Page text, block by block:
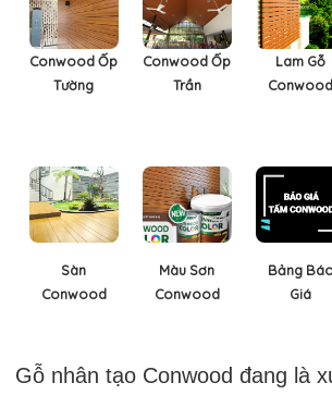
Conwood Ốp
Tường
Conwood Ốp
Trần
Lam Gỗ
Conwood
Sàn
Conwood
Màu Sơn
Conwood
Bảng
Giá
Gỗ nhân tạo Conwood đang là